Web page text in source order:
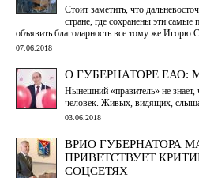
Стоит заметить, что
стране, где сохранены эти
объявить благодарность все тому же Игорю
07.06.2018
О ГУБЕРНАТОРЕ ЕАО:
Нынешний «правитель» не
человек. Живых, видящих,
03.06.2018
ВРИО ГУБЕРНАТОРА
ПРИВЕТСТВУЕТ
СОЦСЕТЯХ